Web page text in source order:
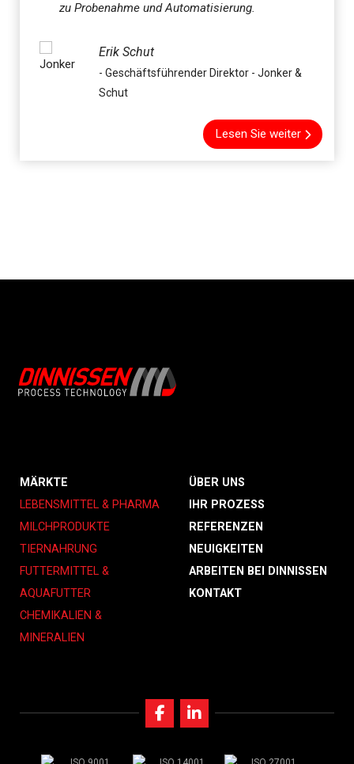
zu Probenahme und Automatisierung.
Erik Schut
- Geschäftsführender Direktor - Jonker &
Schut
Lesen Sie weiter
MÄRKTE
LEBENSMITTEL & PHARMA
MILCHPRODUKTE
TIERNAHRUNG
FUTTERMITTEL &
AQUAFUTTER
CHEMIKALIEN &
MINERALIEN
ÜBER UNS
IHR PROZESS
REFERENZEN
NEUIGKEITEN
ARBEITEN BEI DINNISSEN
KONTAKT